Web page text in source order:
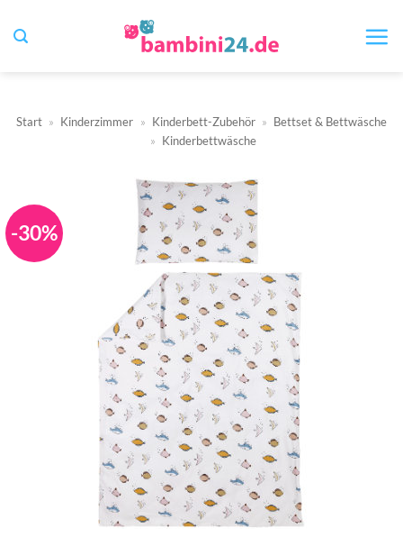
Inhalt
Start » Kinderzimmer » Kinderbett-Zubehör » Bettset & Bettwäsche
» Kinderbettwäsche
-30%